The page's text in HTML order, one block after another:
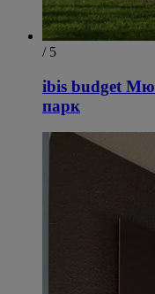
/ 5
ibis budget
парк